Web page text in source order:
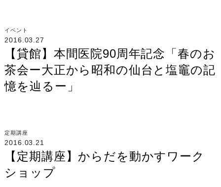
イベント
2016.03.27
【貸館】本間医院90周年記念「春のお
茶会ー大正から昭和の仙台と塩竈の記
憶を辿るー」
定期講座
2016.03.21
【定期講座】からだを動かすワーク
ショップ